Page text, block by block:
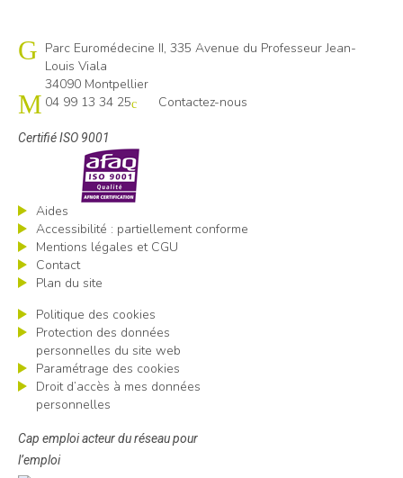
Cap emploi 34
Parc Euromédecine II, 335 Avenue du Professeur Jean-
Louis Viala
34090 Montpellier
04 99 13 34 25
Contactez-nous
Certifié ISO 9001
Aides
Accessibilité : partiellement conforme
Mentions légales et CGU
Contact
Plan du site
Politique des cookies
Protection des données
personnelles du site web
Paramétrage des cookies
Droit d’accès à mes données
personnelles
Cap emploi acteur du réseau pour
l’emploi